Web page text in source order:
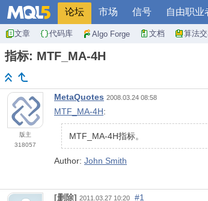
论坛 市场 信号 自由职业
文章 代码库 Algo Forge 文档 算法
指标: MTF_MA-4H
版主
318057
MetaQuotes 2008.03.24 08:58
MTF_MA-4H:
MTF_MA-4H指标。
Author: John Smith
[删除] 2011.03.27 10:20
#1